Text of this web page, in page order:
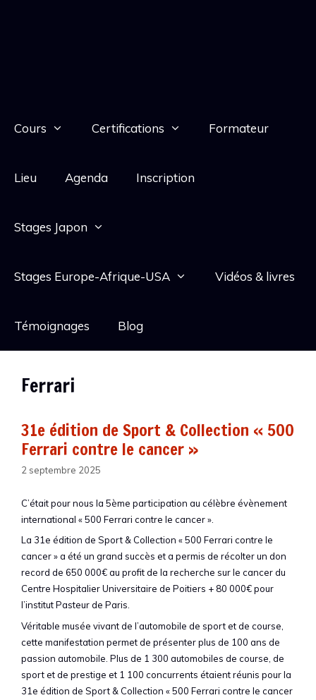
Cours Certifications Formateur
Lieu Agenda Inscription
Stages Japon
Stages Europe-Afrique-USA Vidéos & livres
Témoignages Blog
Ferrari
31e édition de Sport & Collection « 500
Ferrari contre le cancer »
2 septembre 2025
C’était pour nous la 5ème participation au célèbre évènement
international « 500 Ferrari contre le cancer ».
La 31e édition de Sport & Collection « 500 Ferrari contre le
cancer » a été un grand succès et a permis de récolter un don
record de 650 000€ au profit de la recherche sur le cancer du
Centre Hospitalier Universitaire de Poitiers + 80 000€ pour
l’institut Pasteur de Paris.
Véritable musée vivant de l’automobile de sport et de course,
cette manifestation permet de présenter plus de 100 ans de
passion automobile. Plus de 1 300 automobiles de course, de
sport et de prestige et 1 100 concurrents étaient réunis pour la
31e édition de Sport & Collection « 500 Ferrari contre le cancer